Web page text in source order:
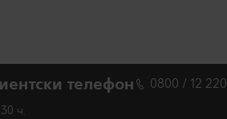
телефон 0800 / 12 220
ч.